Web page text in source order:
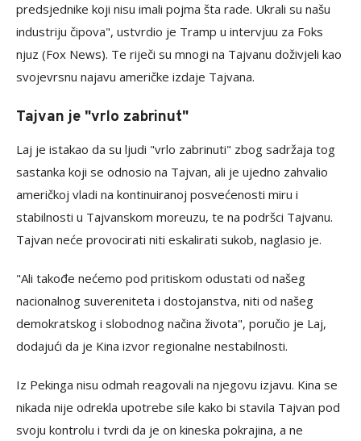
predsjednike koji nisu imali pojma šta rade. Ukrali su našu
industriju čipova", ustvrdio je Tramp u intervjuu za Foks
njuz (Fox News). Te riječi su mnogi na Tajvanu doživjeli kao
svojevrsnu najavu američke izdaje Tajvana.
Tajvan je "vrlo zabrinut"
Laj je istakao da su ljudi "vrlo zabrinuti" zbog sadržaja tog
sastanka koji se odnosio na Tajvan, ali je ujedno zahvalio
američkoj vladi na kontinuiranoj posvećenosti miru i
stabilnosti u Tajvanskom moreuzu, te na podršci Tajvanu.
Tajvan neće provocirati niti eskalirati sukob, naglasio je.
"Ali takođe nećemo pod pritiskom odustati od našeg
nacionalnog suvereniteta i dostojanstva, niti od našeg
demokratskog i slobodnog načina života", poručio je Laj,
dodajući da je Kina izvor regionalne nestabilnosti.
Iz Pekinga nisu odmah reagovali na njegovu izjavu. Kina se
nikada nije odrekla upotrebe sile kako bi stavila Tajvan pod
svoju kontrolu i tvrdi da je on kineska pokrajina, a ne